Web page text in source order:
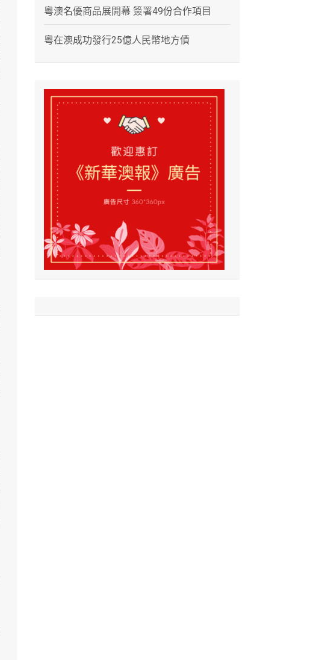
粵澳名優商品展開幕 簽署49份合作項目
粵在澳成功發行25億人民幣地方債